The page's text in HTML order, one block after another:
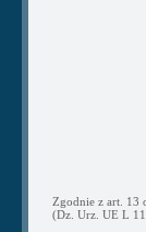
Zgodnie z art. 13
(Dz. Urz. UE L